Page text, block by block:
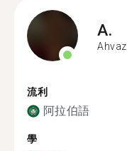
A.
Ahvaz
流利
阿拉伯語
學